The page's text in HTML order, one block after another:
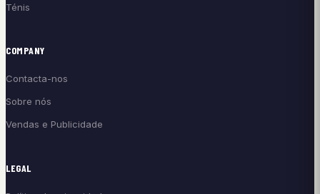
Ténis
COMPANY
Contacta-nos
Sobre nós
Vendas e Publicidade
LEGAL